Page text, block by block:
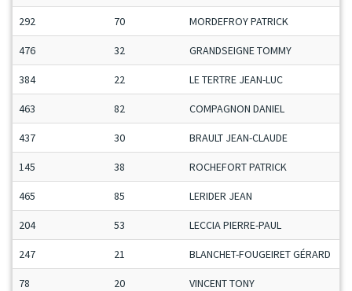
292 70 MORDEFROY PATRICK
476 32 GRANDSEIGNE TOMMY
384 22 LE TERTRE JEAN-LUC
463 82 COMPAGNON DANIEL
437 30 BRAULT JEAN-CLAUDE
145 38 ROCHEFORT PATRICK
465 85 LERIDER JEAN
204 53 LECCIA PIERRE-PAUL
247 21 BLANCHET-FOUGEIRET GÉRARD
78 20 VINCENT TONY